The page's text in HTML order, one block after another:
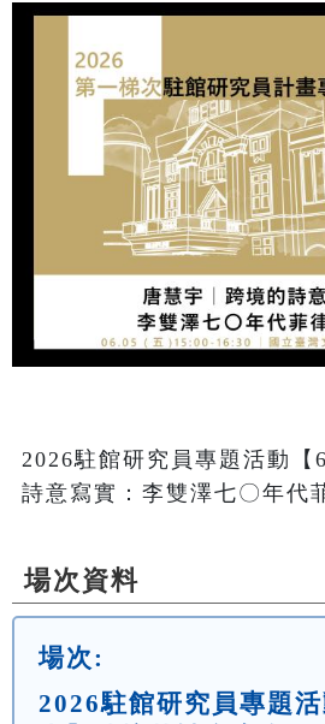
2026駐館研究員專題活動【
詩意寫實：李雙澤七〇年代
場次資料
場次:
2026駐館研究員專題